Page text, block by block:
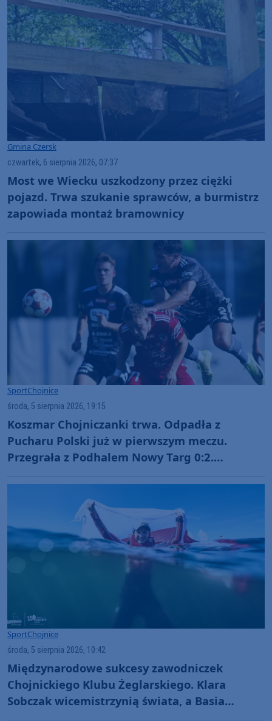
Gmina Czersk
czwartek, 6 sierpnia 2026, 07:37
Most we Wiecku uszkodzony przez ciężki
pojazd. Trwa szukanie sprawców, a burmistrz
zapowiada montaż bramownicy
SportChojnice
środa, 5 sierpnia 2026, 19:15
Koszmar Chojniczanki trwa. Odpadła z
Pucharu Polski już w pierwszym meczu.
Przegrała z Podhalem Nowy Targ 0:2.
SportChojnice
środa, 5 sierpnia 2026, 10:42
Międzynarodowe sukcesy zawodniczek
Chojnickiego Klubu Żeglarskiego. Klara
Sobczak wicemistrzynią świata, a Basia